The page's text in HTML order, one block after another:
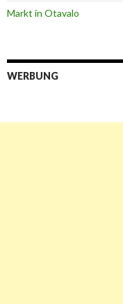
Markt in Otavalo
WERBUNG